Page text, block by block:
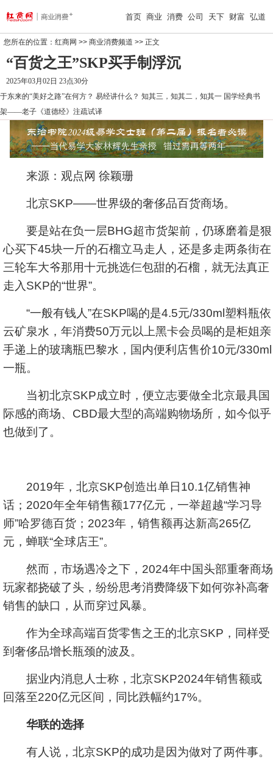
首页 商业 消费 公司 天下 财富 弘道
您所在的位置： 红商网 >> 商业消费频道 >> 正文
“百货之王”SKP买手制浮沉
2025年03月02日 23点30分
于东来的“美好之路”在何方？ 易经讲什么？ 知其三，知其二，知其一 国学经典书
架——老子《道德经》注疏试译
来源：观点网 徐颖珊
北京SKP——世界级的奢侈品百货商场。
要是站在负一层BHG超市货架前，仍琢磨着是狠
心买下45块一斤的石榴立马走人，还是多走两条街在
三轮车大爷那用十元挑选仨包甜的石榴，就无法真正
走入SKP的“世界”。
“一般有钱人”在SKP喝的是4.5元/330ml塑料瓶依
云矿泉水，年消费50万元以上黑卡会员喝的是柜姐亲
手递上的玻璃瓶巴黎水，国内便利店售价10元/330ml
一瓶。
当初北京SKP成立时，便立志要做全北京最具国
际感的商场、CBD最大型的高端购物场所，如今似乎
也做到了。
2019年，北京SKP创造出单日10.1亿销售神
话；2020年全年销售额177亿元，一举超越“学习导
师”哈罗德百货；2023年，销售额再达新高265亿
元，蝉联“全球店王”。
然而，市场遇冷之下，2024年中国头部重奢商场
玩家都挠破了头，纷纷思考消费降级下如何弥补高奢
销售的缺口，从而穿过风暴。
作为全球高端百货零售之王的北京SKP，同样受
到奢侈品增长瓶颈的波及。
据业内消息人士称，北京SKP2024年销售额或
回落至220亿元区间，同比跌幅约17%。
华联的选择
有人说，北京SKP的成功是因为做对了两件事。